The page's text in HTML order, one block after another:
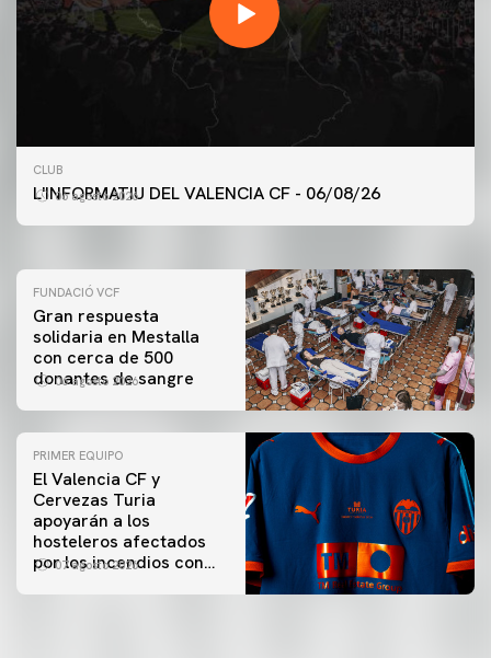
CLUB
L'INFORMATIU DEL VALENCIA CF - 06/08/26
06 agosto 2026
PRIMER EQUIPO
ENTRENAMIENTO DEL VALENCIA CF 6/8/2026
FUNDACIÓ VCF
Gran respuesta
solidaria en Mestalla
con cerca de 500
donantes de sangre
06 agosto 2026
PRIMER EQUIPO
El Valencia CF y
Cervezas Turia
apoyarán a los
hosteleros afectados
por los incendios con
07 agosto 2026